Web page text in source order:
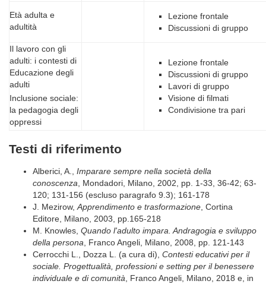
Età adulta e
adultità
Lezione frontale
Discussioni di gruppo
Il lavoro con gli
adulti: i contesti di
Educazione degli
adulti
Inclusione sociale:
la pedagogia degli
oppressi
Lezione frontale
Discussioni di gruppo
Lavori di gruppo
Visione di filmati
Condivisione tra pari
Testi di riferimento
Alberici, A., Imparare sempre nella società della
conoscenza , Mondadori, Milano, 2002, pp. 1-33, 36-42; 63-
120; 131-156 (escluso paragrafo 9.3); 161-178
J. Mezirow, Apprendimento e trasformazione , Cortina
Editore, Milano, 2003, pp.165-218
M. Knowles, Quando l'adulto impara. Andragogia e sviluppo
della persona , Franco Angeli, Milano, 2008, pp. 121-143
Cerrocchi L., Dozza L. (a cura di), Contesti educativi per il
sociale. Progettualità, professioni e setting per il benessere
individuale e di comunità , Franco Angeli, Milano, 2018 e, in